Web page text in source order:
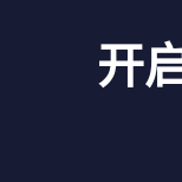
开